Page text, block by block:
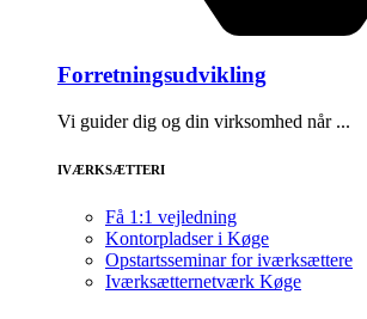
Forretningsudvikling
Vi guider dig og din virksomhed når ...
IVÆRKSÆTTERI
Få 1:1 vejledning
Kontorpladser i Køge
Opstartsseminar for iværksættere
Iværksætternetværk Køge